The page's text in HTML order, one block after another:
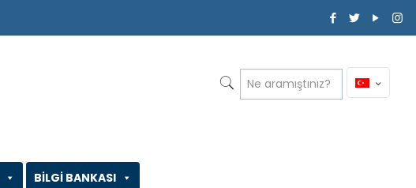
BİLGİ BANKASI